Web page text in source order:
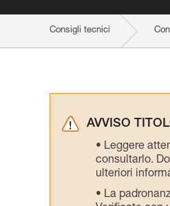
Consigli tecnici
AVVISO
Leggere
consultarlo.
ulteriori
La